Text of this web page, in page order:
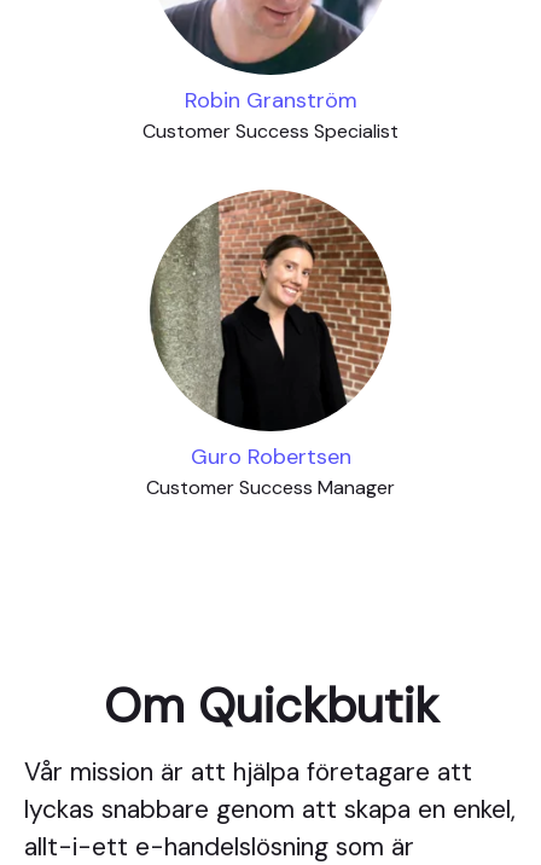
Robin Granström
Customer Success Specialist
Guro Robertsen
Customer Success Manager
Om Quickbutik
Vår mission är att hjälpa företagare att
lyckas snabbare genom att skapa en enkel,
allt-i-ett e-handelslösning som är